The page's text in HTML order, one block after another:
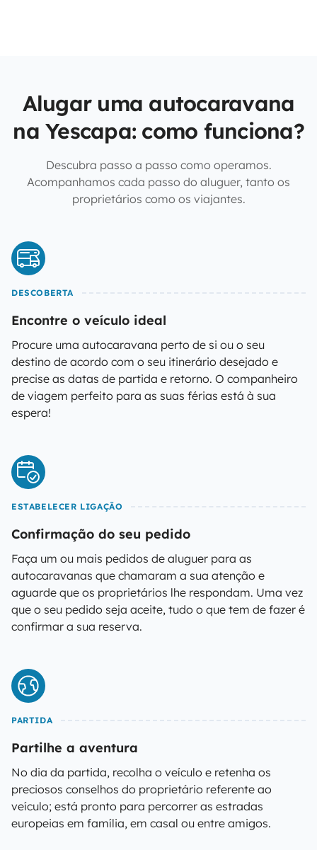
Alugar uma autocaravana
na Yescapa: como funciona?
Descubra passo a passo como operamos.
Acompanhamos cada passo do aluguer, tanto os
proprietários como os viajantes.
DESCOBERTA
Encontre o veículo ideal
Procure uma autocaravana perto de si ou o seu
destino de acordo com o seu itinerário desejado e
precise as datas de partida e retorno. O companheiro
de viagem perfeito para as suas férias está à sua
espera!
ESTABELECER LIGAÇÃO
Confirmação do seu pedido
Faça um ou mais pedidos de aluguer para as
autocaravanas que chamaram a sua atenção e
aguarde que os proprietários lhe respondam. Uma vez
que o seu pedido seja aceite, tudo o que tem de fazer é
confirmar a sua reserva.
PARTIDA
Partilhe a aventura
No dia da partida, recolha o veículo e retenha os
preciosos conselhos do proprietário referente ao
veículo; está pronto para percorrer as estradas
europeias em família, em casal ou entre amigos.